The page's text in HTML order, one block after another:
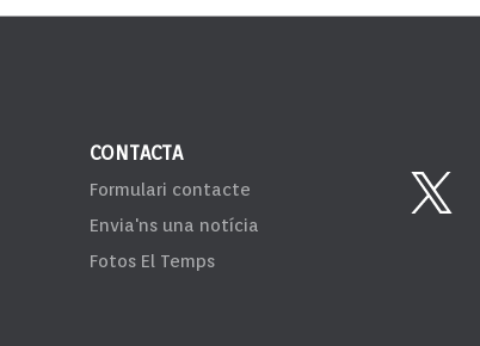
CONTACTA
Formulari contacte
Envia'ns una notícia
Fotos El Temps